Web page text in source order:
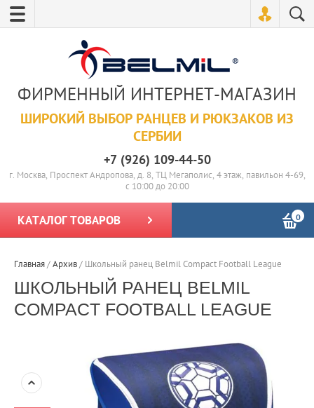
ФИРМЕННЫЙ ИНТЕРНЕТ-МАГАЗИН
ШИРОКИЙ ВЫБОР РАНЦЕВ И РЮКЗАКОВ ИЗ
СЕРБИИ
+7 (926) 109-44-50
г. Москва, Проспект Андропова, д. 8, ТЦ Мегаполис, 4 этаж, павильон 4-69,
с 10:00 до 20:00
КАТАЛОГ ТОВАРОВ 0
Главная/Архив/ Школьный ранец Belmil Compact Football League
ШКОЛЬНЫЙ РАНЕЦ BELMIL
COMPACT FOOTBALL LEAGUE